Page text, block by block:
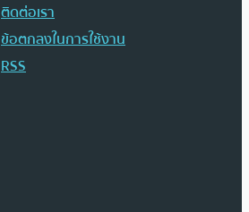
ติดต่อเรา
ข้อตกลงในการใช้งาน
RSS